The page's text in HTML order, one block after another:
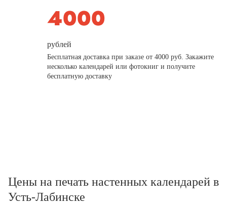
рублей
Бесплатная доставка при заказе от 4000 руб. Закажите
несколько календарей или фотокниг и получите
бесплатную доставку
Цены на печать настенных календарей в
Усть-Лабинске